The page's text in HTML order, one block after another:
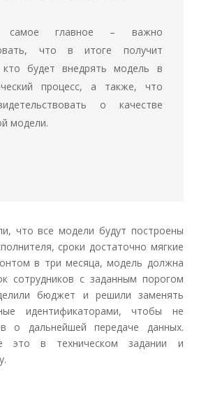
главное – важно
что в итоге получит
кто будет внедрять модель в
процесс, а также, что
о качестве
модели.
что все модели будут построены
сроки достаточно мягкие
в три месяца, модель должна
сотрудников с заданным порогом
бюджет и решили заменять
идентификаторами, чтобы не
о дальнейшей передаче данных.
это в техническом задании и